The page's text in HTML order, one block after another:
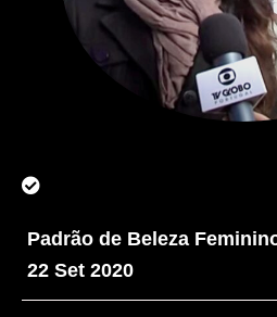
Padrão de Beleza
22 Set 2020